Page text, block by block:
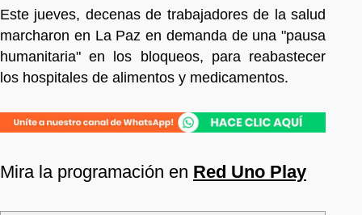
Este jueves, decenas de trabajadores de la salud
marcharon en La Paz en demanda de una "pausa
humanitaria" en los bloqueos, para reabastecer
los hospitales de alimentos y medicamentos.
Mira la programación en Red Uno Play